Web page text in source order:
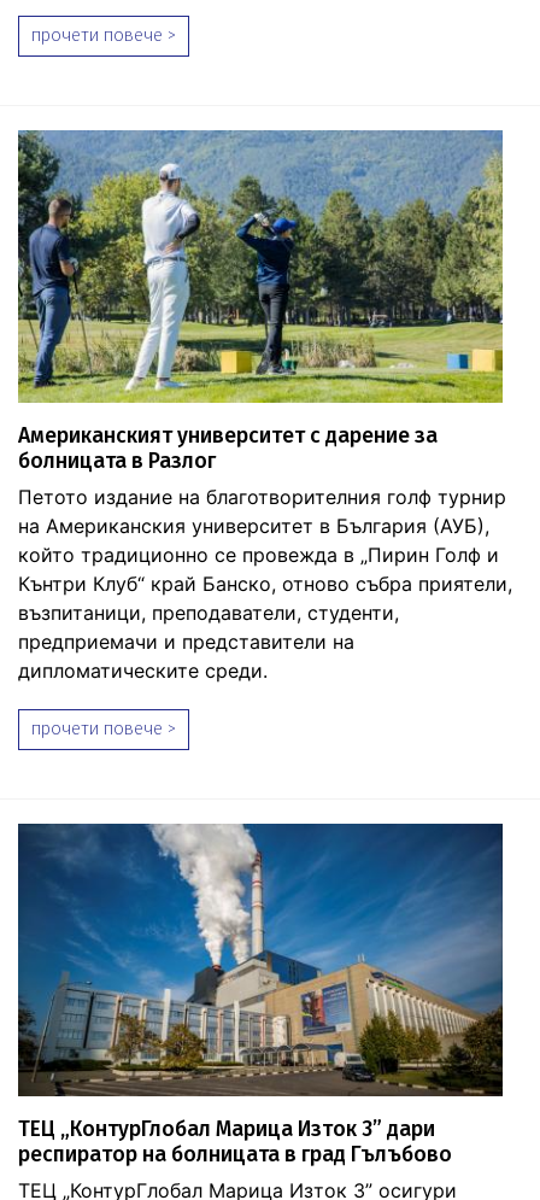
прочети повече >
Американският университет с дарение за
болницата в Разлог
Петото издание на благотворителния голф турнир
на Американския университет в България (АУБ),
който традиционно се провежда в „Пирин Голф и
Кънтри Клуб“ край Банско, отново събра приятели,
възпитаници, преподаватели, студенти,
предприемачи и представители на
дипломатическите среди.
прочети повече >
ТЕЦ „КонтурГлобал Марица Изток 3” дари
респиратор на болницата в град Гълъбово
ТЕЦ „КонтурГлобал Марица Изток 3” осигури